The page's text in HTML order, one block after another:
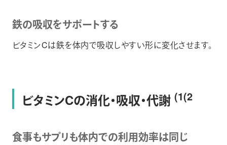
鉄の吸収をサポートする
ビタミンCは鉄を体内で吸収しやすい形に変化させます。
ビタミンCの消化・吸収・代謝(1(2
食事もサプリも体内での利用効率は同じ